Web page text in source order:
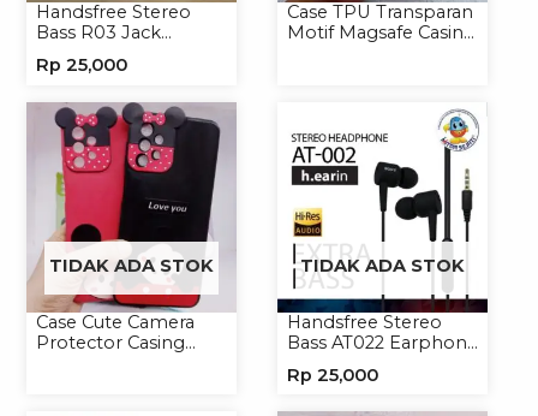
Handsfree Stereo
Bass R03 Jack
Headset Earphone
Rp 25,000
Case TPU Transparan
Motif Magsafe Casing
TIDAK ADA STOK
Case Cute Camera
Protector Casing
TIDAK ADA STOK
Handsfree Stereo
Bass AT022 Earphone
Rp 25,000